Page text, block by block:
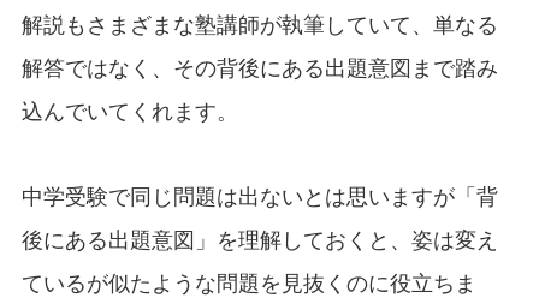
解説もさまざまな塾講師が執筆していて、単なる
解答ではなく、その背後にある出題意図まで踏み
込んでいてくれます。
中学受験で同じ問題は出ないとは思いますが「背
後にある出題意図」を理解しておくと、姿は変え
ているが似たような問題を見抜くのに役立ちま